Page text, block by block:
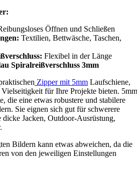
Öffnen und Schließen
Textilien, Bettwäsche, Taschen,
Flexibel in der Länge
Spiralreißverschluss 3mm
Zipper mit 5mm Laufschiene,
für Ihre Projekte bieten. 5mm
die eine etwas robustere und stabilere
Sie eignen sich gut für schwerere
Jacken, Outdoor-Ausrüstung,
Bildern kann etwas abweichen, da die
von den jeweiligen Einstellungen